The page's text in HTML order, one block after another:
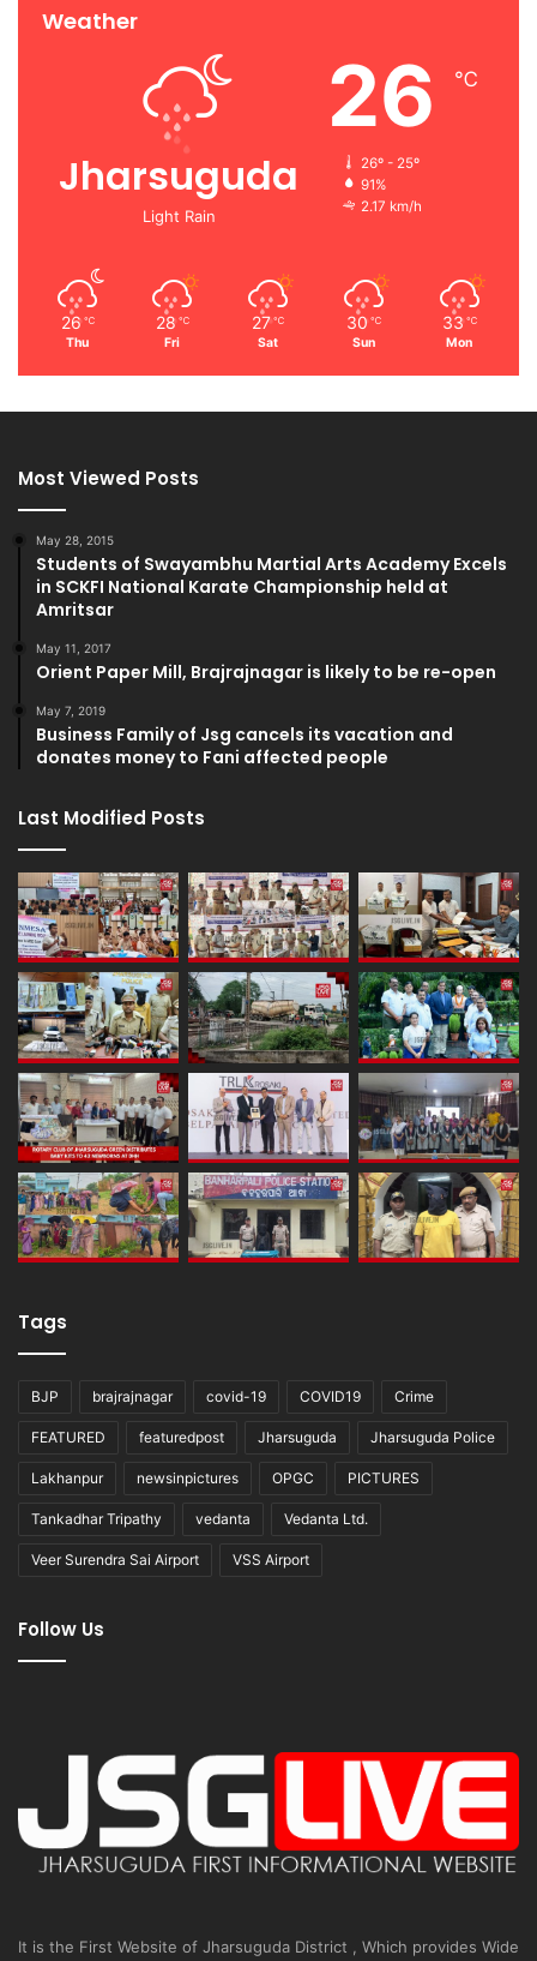
Weather
Jharsuguda
Light Rain
26 ℃
26º - 25º
91%
2.17 km/h
26 ℃
Thu
28 ℃
Fri
27 ℃
Sat
30 ℃
Sun
33 ℃
Mon
Most Viewed Posts
May 28, 2015
Students of Swayambhu Martial Arts Academy Excels
in SCKFI National Karate Championship held at
Amritsar
May 11, 2017
Orient Paper Mill, Brajrajnagar is likely to be re-open
May 7, 2019
Business Family of Jsg cancels its vacation and
donates money to Fani affected people
Last Modified Posts
Tags
BJP brajrajnagar covid-19 COVID19 Crime
FEATURED featuredpost Jharsuguda Jharsuguda Police
Lakhanpur newsinpictures OPGC PICTURES
Tankadhar Tripathy vedanta Vedanta Ltd.
Veer Surendra Sai Airport VSS Airport
Follow Us
It is the First Website of Jharsuguda District , Which provides Wide